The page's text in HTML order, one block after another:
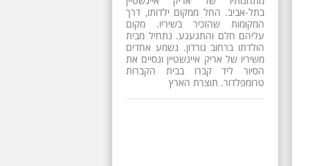
26.6.2026 - שישי בבוקר
ב 10:00 אריק איינשטיין
סיור מיוחד בעקבות חייו
ושיריו - עטור מצחך זהב
שחור תחנות תל אביביות
מחייו של אריק איינשטיין -
מתאים גם למשפחות -